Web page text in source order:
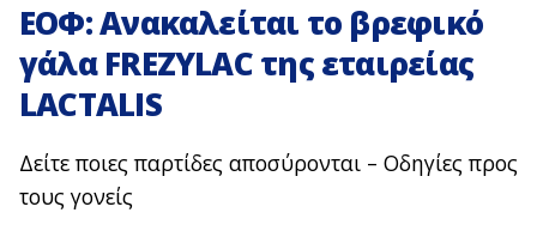
ΕΟΦ: Ανακαλείται το βρεφικό
γάλα FREZYLAC της εταιρείας
LACTALIS
Δείτε ποιες παρτίδες αποσύρονται – Οδηγίες προς
τους γονείς